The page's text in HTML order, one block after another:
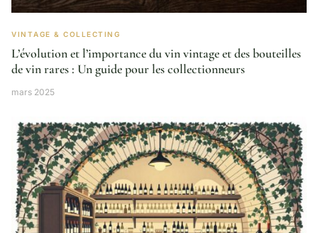
VINTAGE & COLLECTING
L’évolution et l’importance du vin vintage et des bouteilles
de vin rares : Un guide pour les collectionneurs
mars 2025